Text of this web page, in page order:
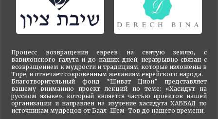
Процесс возвращения евреев на святую землю, с
вавилонского галута и до наших дней, неразрывно связан с
возвращением к мудрости и традициям, которые изложены в
Торе, и отвечает сокровенным желаниям еврейского народа.
Благотворительный фонд “Шиват Цион” представляет
вашему вниманию проект лекций по теме: «Хасидут на
русском языке», который является частью проектов нашей
организации и направлен на изучение хасидута ХАББАД по
источникам мудрецов от Баал-Шем-Тов до нашего времени.